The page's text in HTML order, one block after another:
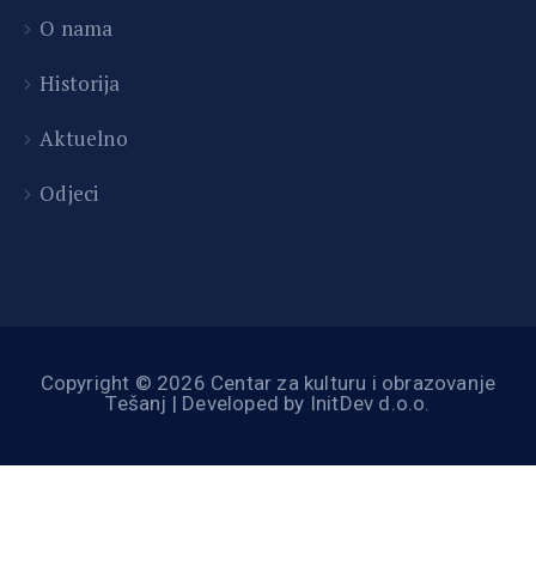
O nama
Historija
Aktuelno
Odjeci
Copyright © 2026 Centar za kulturu i obrazovanje
Tešanj | Developed by InitDev d.o.o.